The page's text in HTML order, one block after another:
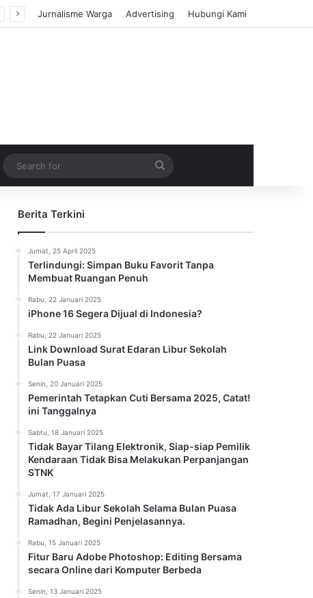
Jurnalisme Warga Advertising Hubungi Kami
Article
for
Berita Terkini
Jumat, 25 April 2025
Terlindungi: Simpan Buku Favorit Tanpa
Membuat Ruangan Penuh
Rabu, 22 Januari 2025
iPhone 16 Segera Dijual di Indonesia?
Rabu, 22 Januari 2025
Link Download Surat Edaran Libur Sekolah
Bulan Puasa
Senin, 20 Januari 2025
Pemerintah Tetapkan Cuti Bersama 2025, Catat!
ini Tanggalnya
Sabtu, 18 Januari 2025
Tidak Bayar Tilang Elektronik, Siap-siap Pemilik
Kendaraan Tidak Bisa Melakukan Perpanjangan
STNK
Jumat, 17 Januari 2025
Tidak Ada Libur Sekolah Selama Bulan Puasa
Ramadhan, Begini Penjelasannya.
Rabu, 15 Januari 2025
Fitur Baru Adobe Photoshop: Editing Bersama
secara Online dari Komputer Berbeda
Senin, 13 Januari 2025